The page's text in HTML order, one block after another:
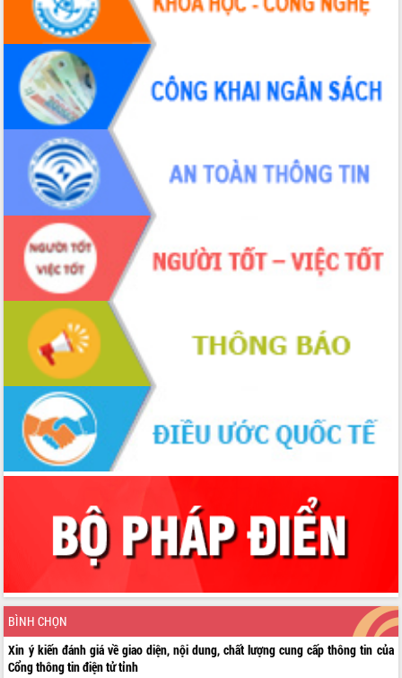
BÌNH CHỌN
Xin ý kiến đánh giá về giao diện, nội dung, chất lượng cung cấp thông tin của
Cổng thông tin điện tử tỉnh